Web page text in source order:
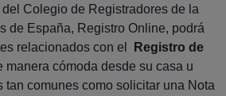
Colegio de Registradores de la
de España, Registro Online, podrá
relacionados con el
Registro de
manera cómoda desde su casa u
tan comunes como solicitar una Nota